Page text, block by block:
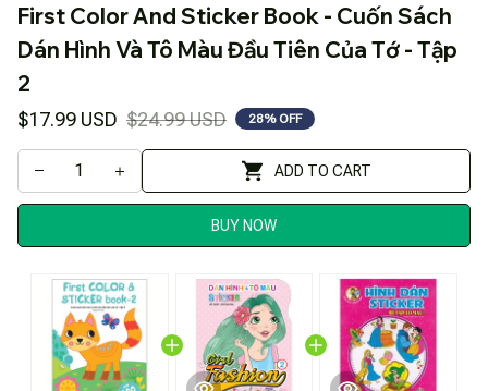
First Color And Sticker Book - Cuốn Sách
Dán Hình Và Tô Màu Đầu Tiên Của Tớ - Tập
2
$17.99 USD $24.99 USD 28% OFF
ADD TO CART
BUY NOW